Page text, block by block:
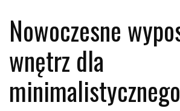
Nowoczesne
wnętrz dla